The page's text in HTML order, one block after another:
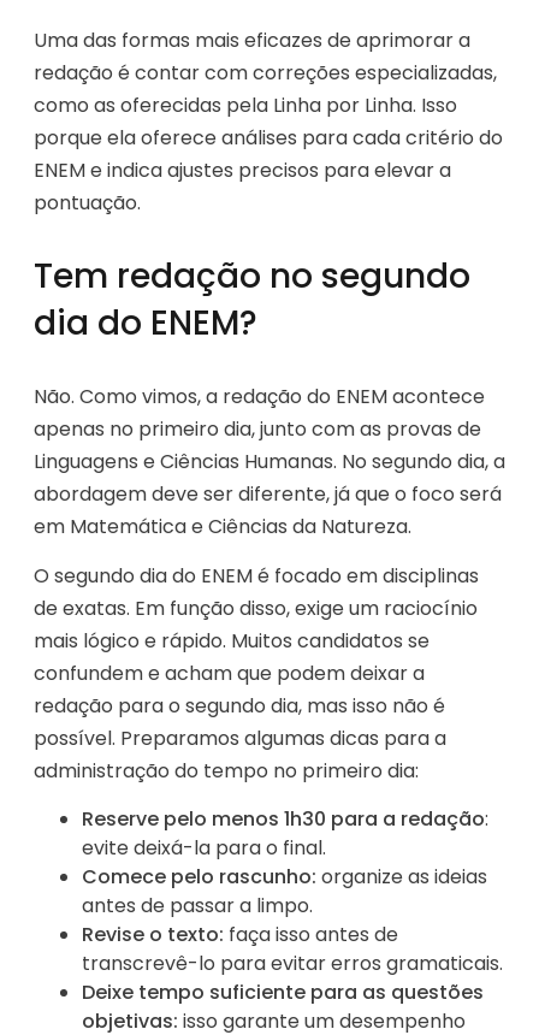
Uma das formas mais eficazes de aprimorar a
redação é contar com correções especializadas,
como as oferecidas pela Linha por Linha. Isso
porque ela oferece análises para cada critério do
ENEM e indica ajustes precisos para elevar a
pontuação.
Tem redação no segundo
dia do ENEM?
Não. Como vimos, a redação do ENEM acontece
apenas no primeiro dia, junto com as provas de
Linguagens e Ciências Humanas. No segundo dia, a
abordagem deve ser diferente, já que o foco será
em Matemática e Ciências da Natureza.
O segundo dia do ENEM é focado em disciplinas
de exatas. Em função disso, exige um raciocínio
mais lógico e rápido. Muitos candidatos se
confundem e acham que podem deixar a
redação para o segundo dia, mas isso não é
possível. Preparamos algumas dicas para a
administração do tempo no primeiro dia:
Reserve pelo menos 1h30 para a redação:
evite deixá-la para o final.
Comece pelo rascunho: organize as ideias
antes de passar a limpo.
Revise o texto: faça isso antes de
transcrevê-lo para evitar erros gramaticais.
Deixe tempo suficiente para as questões
objetivas: isso garante um desempenho